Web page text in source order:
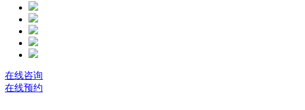
在线咨询
在线预约